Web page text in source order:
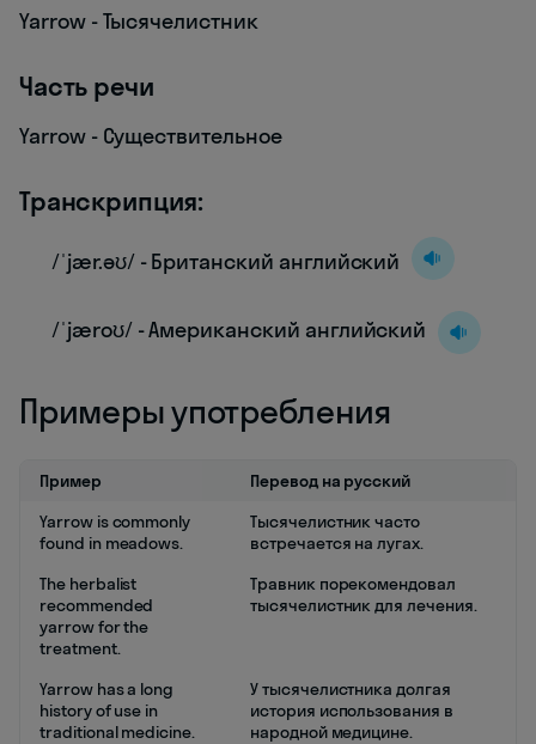
Yarrow - Тысячелистник
Часть речи
Yarrow - Существительное
Транскрипция:
/ˈjær.əʊ/ - Британский английский
/ˈjæroʊ/ - Американский английский
Примеры употребления
Пример
Перевод на русский
Yarrow is commonly
found in meadows.
Тысячелистник часто
встречается на лугах.
The herbalist
recommended
yarrow for the
treatment.
Травник порекомендовал
тысячелистник для лечения.
Yarrow has a long
history of use in
traditional medicine.
У тысячелистника долгая
история использования в
народной медицине.